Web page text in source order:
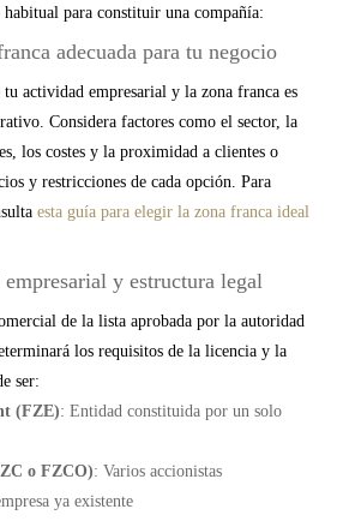
habitual para constituir una compañía:
adecuada para tu negocio
actividad empresarial y la zona franca es
Considera factores como el sector, la
los costes y la proximidad a clientes o
y restricciones de cada opción. Para
esta guía para elegir la zona franca ideal
y estructura legal
de la lista aprobada por la autoridad
los requisitos de la licencia y la
ser:
(FZE): Entidad constituida por un solo
o FZCO): Varios accionistas
ya existente